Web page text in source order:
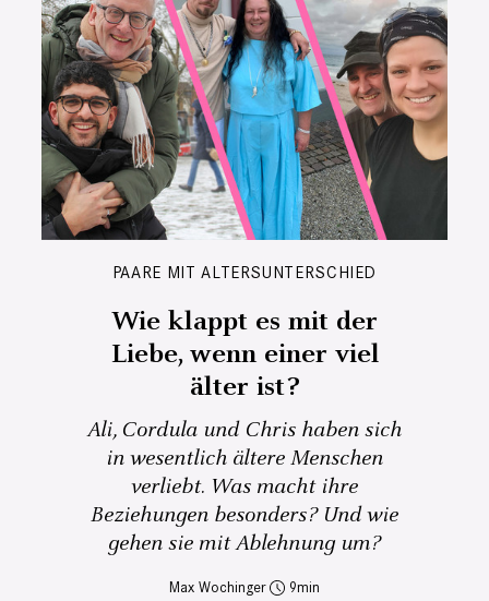
PAARE MIT ALTERSUNTERSCHIED
Wie klappt es mit der
Liebe, wenn einer viel
älter ist?
Ali, Cordula und Chris haben sich
in wesentlich ältere Menschen
verliebt. Was macht ihre
Beziehungen besonders? Und wie
gehen sie mit Ablehnung um?
Max Wochinger 9